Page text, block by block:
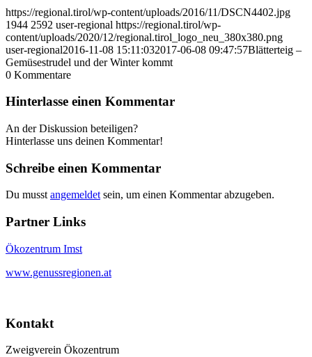
https://regional.tirol/wp-content/uploads/2016/11/DSCN4402.jpg
1944 2592 user-regional https://regional.tirol/wp-
content/uploads/2020/12/regional.tirol_logo_neu_380x380.png
user-regional2016-11-08 15:11:032017-06-08 09:47:57Blätterteig –
Gemüsestrudel und der Winter kommt
0 Kommentare
Hinterlasse einen Kommentar
An der Diskussion beteiligen?
Hinterlasse uns deinen Kommentar!
Schreibe einen Kommentar
Du musst angemeldet sein, um einen Kommentar abzugeben.
Partner Links
Ökozentrum Imst
www.genussregionen.at
Kontakt
Zweigverein Ökozentrum